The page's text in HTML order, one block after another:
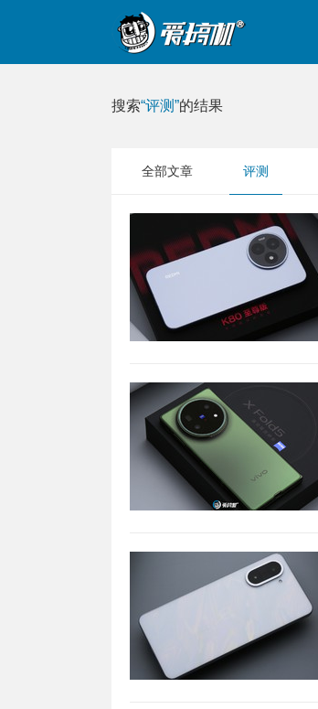
搜索“评测”的结果
全部文章 评测